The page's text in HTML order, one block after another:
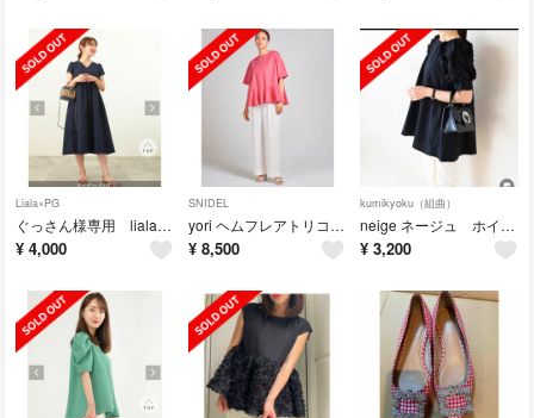
Liala×PG
ぐっさん様専用 liala×pg Vネック ハイウエスト切り替え ワンピース
¥ 4,000
SNIDEL
yori ヘムフレアトリコットカットソー
¥ 8,500
kumikyoku（組曲）
neige ネージュ ホイップパフスリーブチュニック
¥ 3,200